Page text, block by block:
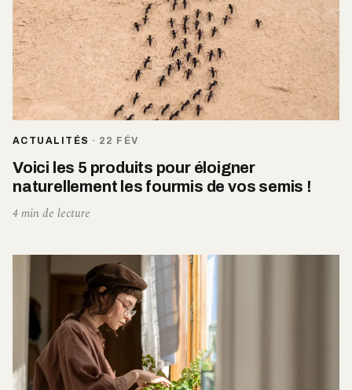
ACTUALITÉS · 22 FÉV
Voici les 5 produits pour éloigner
naturellement les fourmis de vos semis !
4 min de lecture